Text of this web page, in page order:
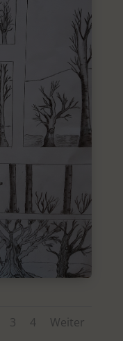
3 4 Weiter